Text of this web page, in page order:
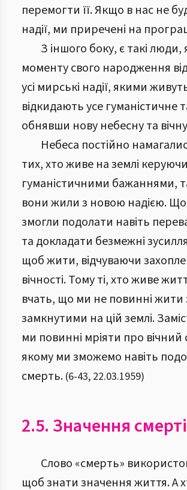
перемогти її. Якщо в нас не
надії, ми приречені на
З іншого боку, є такі люди,
моменту свого народження
усі мирські надії, якими
відкидають усе гуманістичне
обнявши нову небесну та
Небеса постійно
тих, хто живе на землі
гуманістичними бажаннями,
вони жили з новою надією.
змогли подолати навіть
та докладати безмежні
щоб жити, відчуваючи
вічності. Тому ті, хто живе
вчать, що ми не повинні жити
замкнутими на цій землі.
ми повинні мріяти про вічний
якому ми зможемо навіть
смерть. (6-43, 22.03.1959)
2.5. Значення смерті
Слово «смерть»
щоб знати значення життя. А